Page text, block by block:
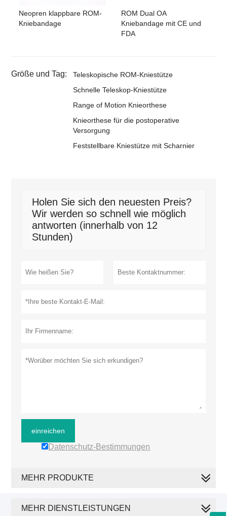
Neopren klappbare ROM-
Kniebandage
ROM Dual OA
Kniebandage mit CE und
FDA
Größe und Tag:
Teleskopische ROM-Kniestütze
Schnelle Teleskop-Kniestütze
Range of Motion Knieorthese
Knieorthese für die postoperative
Versorgung
Feststellbare Kniestütze mit Scharnier
Holen Sie sich den neuesten Preis?
Wir werden so schnell wie möglich
antworten (innerhalb von 12
Stunden)
einreichen
Datenschutz-Bestimmungen
MEHR PRODUKTE
MEHR DIENSTLEISTUNGEN